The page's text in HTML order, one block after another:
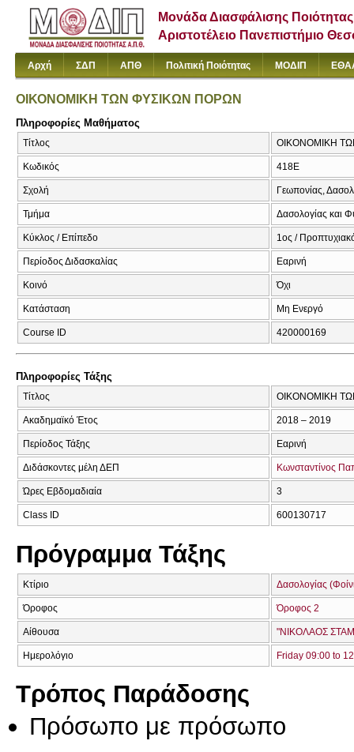
Μονάδα Διασφάλισης Ποιότητας
Αριστοτέλειο Πανεπιστήμιο
Αρχή ΣΔΠ ΑΠΘ Πολιτική Ποιότητας ΜΟΔΙΠ
ΟΙΚΟΝΟΜΙΚΗ ΤΩΝ ΦΥΣΙΚΩΝ ΠΟΡΩΝ
Πληροφορίες Μαθήματος
Τίτλος ΟΙΚΟΝΟΜΙΚΗ
Κωδικός 418Ε
Σχολή Γεωπονίας,
Τμήμα Δασολογίας και
Κύκλος / Επίπεδο 1ος /
Περίοδος Διδασκαλίας Εαρινή
Κοινό Όχι
Κατάσταση Μη Ενεργό
Course ID 420000169
Πληροφορίες Τάξης
Τίτλος ΟΙΚΟΝΟΜΙΚΗ
Ακαδημαϊκό Έτος 2018 – 2019
Περίοδος Τάξης Εαρινή
Διδάσκοντες μέλη ΔΕΠ Κωνσταντίνος
Ώρες Εβδομαδιαία 3
Class ID 600130717
Πρόγραμμα Τάξης
Κτίριο Δασολογίας
Όροφος Όροφος 2
Αίθουσα "ΝΙΚΟΛΑΟΣ
Ημερολόγιο Friday 09:00 to
Τρόπος Παράδοσης
Πρόσωπο με πρόσωπο